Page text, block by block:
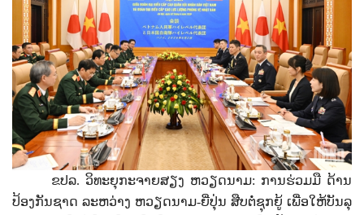
ຂປລ. ວິທະຍຸກະຈາຍສຽງ ຫວຽດນາມ: ກາ​ນ​ຮ່ວມ​ມື​ ດ້ານ​
ປ້ອງ​ກັນ​ຊາດ ລະຫວ່າງ ຫວຽດ​ນາມ-ຍີ່​ປຸ່ນ​ ສືບ​ຕໍ່​ຊຸກຍູ້ ເພື່ອໃຫ້ບັນ​ລຸ​​